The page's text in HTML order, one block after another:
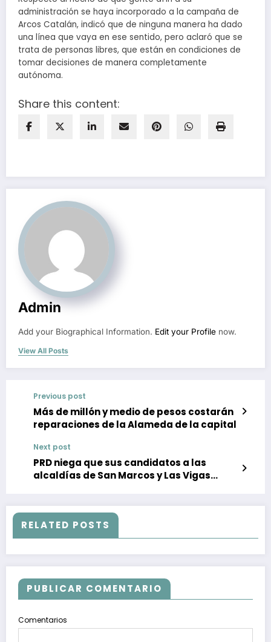
administración se haya incorporado a la campaña de
Arcos Catalán, indicó que de ninguna manera ha dado
una línea que vaya en ese sentido, pero aclaró que se
trata de personas libres, que están en condiciones de
tomar decisiones de manera completamente
autónoma.
Share this content:
Admin
Add your Biographical Information. Edit your Profile now.
View All Posts
Previous post
Más de millón y medio de pesos costarán
reparaciones de la Alameda de la capital
Next post
PRD niega que sus candidatos a las
alcaldías de San Marcos y Las Vigas
RELATED POSTS
PUBLICAR COMENTARIO
Comentarios